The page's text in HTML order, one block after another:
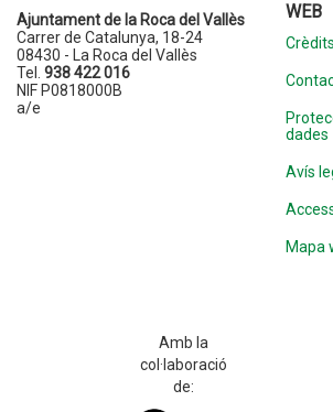
Ajuntament de la Roca del Vallès
Carrer de Catalunya, 18-24
08430 - La Roca del Vallès
Tel. 938 422 016
NIF P0818000B
a/e
WEB
Crèdits
dades
Avís
Mapa
Amb la
col·laboració
de: